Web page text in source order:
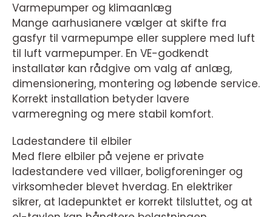
Varmepumper og klimaanlæg
Mange aarhusianere vælger at skifte fra
gasfyr til varmepumpe eller supplere med luft
til luft varmepumper. En VE-godkendt
installatør kan rådgive om valg af anlæg,
dimensionering, montering og løbende service.
Korrekt installation betyder lavere
varmeregning og mere stabil komfort.
Ladestandere til elbiler
Med flere elbiler på vejene er private
ladestandere ved villaer, boligforeninger og
virksomheder blevet hverdag. En elektriker
sikrer, at ladepunktet er korrekt tilsluttet, og at